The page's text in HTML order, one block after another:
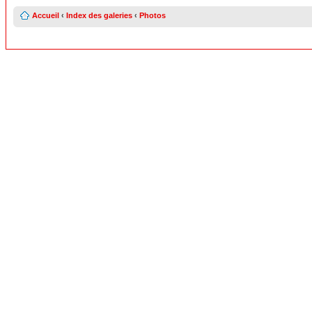
Accueil ‹ Index des galeries ‹ Photos